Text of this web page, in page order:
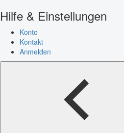
Hilfe & Einstellungen
Konto
Kontakt
Anmelden